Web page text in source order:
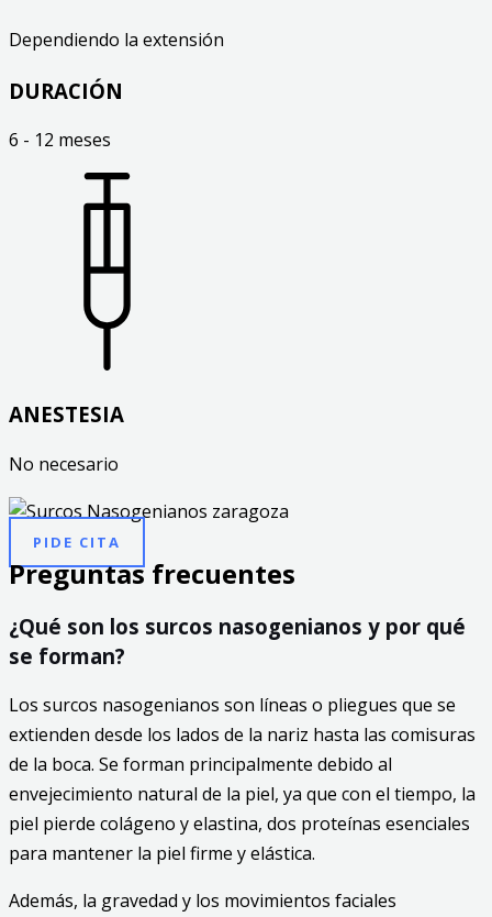
Dependiendo la extensión
DURACIÓN
6 - 12 meses
ANESTESIA
No necesario
PIDE CITA
Preguntas frecuentes
¿Qué son los surcos nasogenianos y por qué
se forman?
Los surcos nasogenianos son líneas o pliegues que se
extienden desde los lados de la nariz hasta las comisuras
de la boca. Se forman principalmente debido al
envejecimiento natural de la piel, ya que con el tiempo, la
piel pierde colágeno y elastina, dos proteínas esenciales
para mantener la piel firme y elástica.
Además, la gravedad y los movimientos faciales